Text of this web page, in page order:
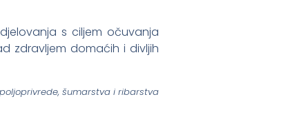
s ciljem očuvanja
zdravljem domaćih i divljih
šumarstva i ribarstva